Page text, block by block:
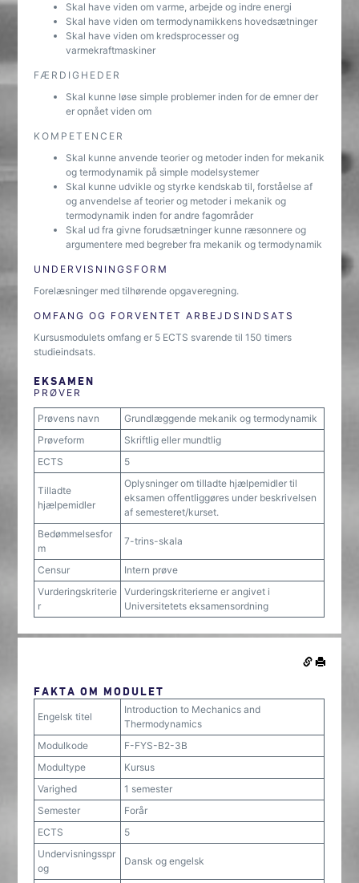
Skal have viden om varme, arbejde og indre energi
Skal have viden om termodynamikkens hovedsætninger
Skal have viden om kredsprocesser og
varmekraftmaskiner
FÆRDIGHEDER
Skal kunne løse simple problemer inden for de emner der
er opnået viden om
KOMPETENCER
Skal kunne anvende teorier og metoder inden for mekanik
og termodynamik på simple modelsystemer
Skal kunne udvikle og styrke kendskab til, forståelse af
og anvendelse af teorier og metoder i mekanik og
termodynamik inden for andre fagområder
Skal ud fra givne forudsætninger kunne ræsonnere og
argumentere med begreber fra mekanik og termodynamik
UNDERVISNINGSFORM
Forelæsninger med tilhørende opgaveregning.
OMFANG OG FORVENTET ARBEJDSINDSATS
Kursusmodulets omfang er 5 ECTS svarende til 150 timers
studieindsats.
EKSAMEN
PRØVER
Prøvens navn
Grundlæggende mekanik og termodynamik
Prøveform
Skriftlig eller mundtlig
ECTS
5
Tilladte
hjælpemidler
Oplysninger om tilladte hjælpemidler til
eksamen offentliggøres under beskrivelsen
af semesteret/kurset.
Bedømmelsesfor
m
7-trins-skala
Censur
Intern prøve
Vurderingskriterie
r
Vurderingskriterierne er angivet i
Universitetets eksamensordning
FAKTA OM MODULET
Engelsk titel
Introduction to Mechanics and
Thermodynamics
Modulkode
F-FYS-B2-3B
Modultype
Kursus
Varighed
1 semester
Semester
Forår
ECTS
5
Undervisningsspr
og
Dansk og engelsk